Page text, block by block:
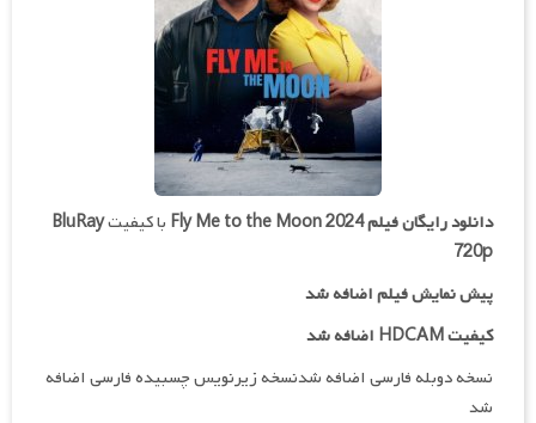
دانلود رایگان فیلمFly Me to the Moon 2024 با کیفیتBluRay
720p
پیش نمایش فیلم اضافه شد
کیفیت HDCAM اضافه شد
نسخه دوبله فارسی اضافه شدنسخه زیرنویس چسبیده فارسی اضافه
شد